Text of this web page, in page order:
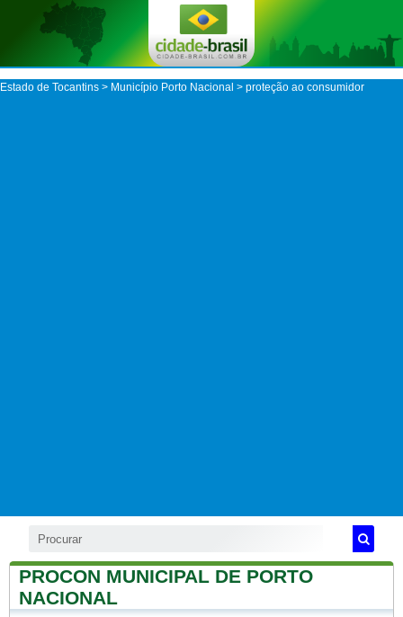
Estado de Tocantins > Município Porto Nacional > proteção ao consumidor
PROCON MUNICIPAL DE PORTO
NACIONAL